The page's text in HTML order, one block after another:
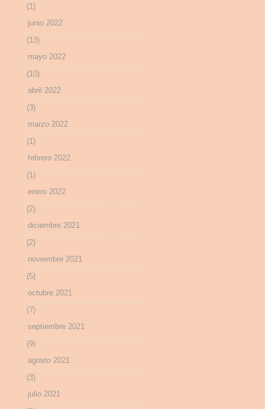
(1)
junio 2022
(13)
mayo 2022
(10)
abril 2022
(3)
marzo 2022
(1)
febrero 2022
(1)
enero 2022
(2)
diciembre 2021
(2)
noviembre 2021
(5)
octubre 2021
(7)
septiembre 2021
(9)
agosto 2021
(3)
julio 2021